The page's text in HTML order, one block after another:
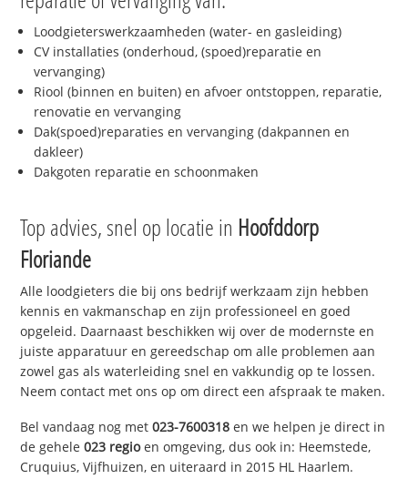
Loodgieterswerkzaamheden (water- en gasleiding)
CV installaties (onderhoud, (spoed)reparatie en
vervanging)
Riool (binnen en buiten) en afvoer ontstoppen, reparatie,
renovatie en vervanging
Dak(spoed)reparaties en vervanging (dakpannen en
dakleer)
Dakgoten reparatie en schoonmaken
Top advies, snel op locatie in Hoofddorp
Floriande
Alle loodgieters die bij ons bedrijf werkzaam zijn hebben
kennis en vakmanschap en zijn professioneel en goed
opgeleid. Daarnaast beschikken wij over de modernste en
juiste apparatuur en gereedschap om alle problemen aan
zowel gas als waterleiding snel en vakkundig op te lossen.
Neem contact met ons op om direct een afspraak te maken.
Bel vandaag nog met023-7600318 en we helpen je direct in
de gehele023 regioen omgeving, dus ook in: Heemstede,
Cruquius, Vijfhuizen, en uiteraard in 2015 HL Haarlem.